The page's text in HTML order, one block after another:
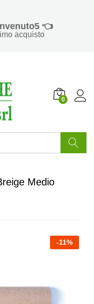
👈
acquisto
0
Medio
-11%